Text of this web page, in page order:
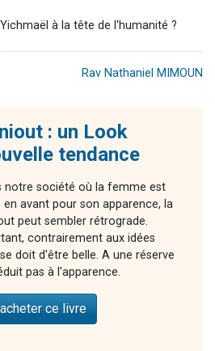
à la tête de l'humanité ?
Rav Nathaniel MIMOUN
: un Look
tendance
notre société où la femme est
en avant pour son apparence, la
peut sembler rétrograde.
contrairement aux idées
doit d'être belle. A une réserve
pas à l'apparence.
ce livre